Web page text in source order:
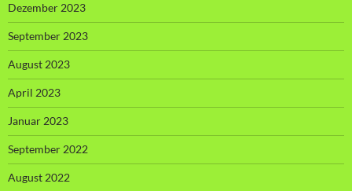
Dezember 2023
September 2023
August 2023
April 2023
Januar 2023
September 2022
August 2022